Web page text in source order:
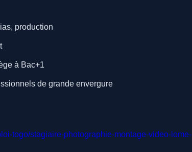
production
à Bac+1
de grande envergure
togo/stagiaire-photographie-montage-video-lome-